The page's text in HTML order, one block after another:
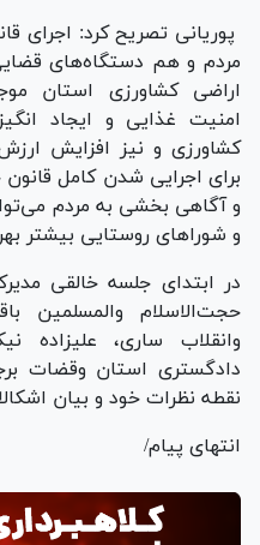
پوریانی تصریح کرد: اجرای
مردم و هم دستگاه‌های قضایی
اراضی کشاورزی استان
امنیت غذایی و ایجاد
کشاورزی و نیز افزایش
برای اجرایی شدن کامل
و آگاهی بخشی به مردم
و شورا‌های روستایی بیشتر
در ابتدای جلسه خالقی
حجت‌الاسلام والمسلمین
وانقلاب ساری،
دادگستری استان وقضات
نقطه نظرات خود و بیان
انتهای پیام/